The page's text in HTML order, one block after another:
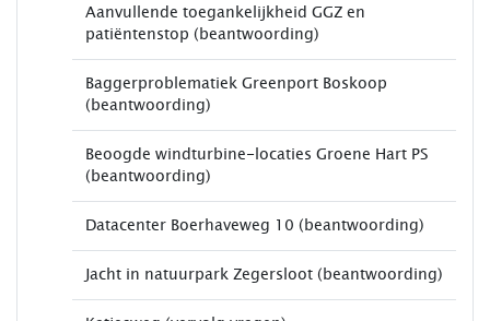
Aanvullende toegankelijkheid GGZ en
patiëntenstop (beantwoording)
Baggerproblematiek Greenport Boskoop
(beantwoording)
Beoogde windturbine-locaties Groene Hart PS
(beantwoording)
Datacenter Boerhaveweg 10 (beantwoording)
Jacht in natuurpark Zegersloot (beantwoording)